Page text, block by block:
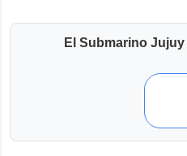
El Submarino Jujuy